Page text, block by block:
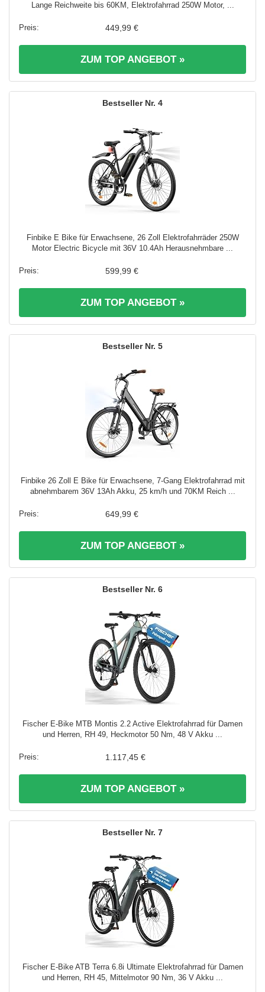
Lange Reichweite bis 60KM, Elektrofahrrad 250W Motor, ...
449,99 €
ZUM TOP ANGEBOT »
4
Finbike E Bike für Erwachsene, 26 Zoll Elektrofahrräder 250W
Motor Electric Bicycle mit 36V 10.4Ah Herausnehmbare ...
599,99 €
ZUM TOP ANGEBOT »
5
Finbike 26 Zoll E Bike für Erwachsene, 7-Gang Elektrofahrrad mit
abnehmbarem 36V 13Ah Akku, 25 km/h und 70KM Reich ...
649,99 €
ZUM TOP ANGEBOT »
6
Fischer E-Bike MTB Montis 2.2 Active Elektrofahrrad für Damen
und Herren, RH 49, Heckmotor 50 Nm, 48 V Akku ...
1.117,45 €
ZUM TOP ANGEBOT »
7
Fischer E-Bike ATB Terra 6.8i Ultimate Elektrofahrrad für Damen
und Herren, RH 45, Mittelmotor 90 Nm, 36 V Akku ...